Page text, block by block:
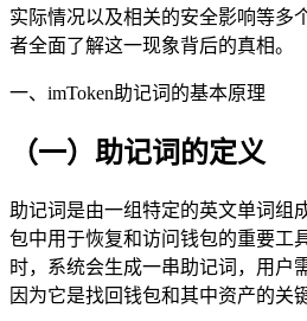
实际情况以及相关的安全影响等多
者全面了解这一现象背后的真相。
一、imToken助记词的基本原理
（一）助记词的定义
助记词是由一组特定的英文单词组
包中用于恢复和访问钱包的重要工
时，系统会生成一串助记词，用户
因为它是找回钱包和其中资产的关键